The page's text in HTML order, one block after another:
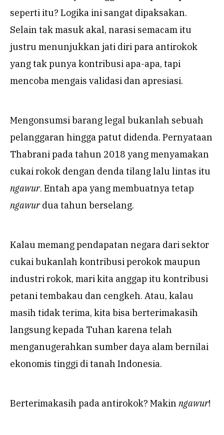
seperti itu? Logika ini sangat dipaksakan.
Selain tak masuk akal, narasi semacam itu
justru menunjukkan jati diri para antirokok
yang tak punya kontribusi apa-apa, tapi
mencoba mengais validasi dan apresiasi.
Mengonsumsi barang legal bukanlah sebuah
pelanggaran hingga patut didenda. Pernyataan
Thabrani pada tahun 2018 yang menyamakan
cukai rokok dengan denda tilang lalu lintas itu
ngawur. Entah apa yang membuatnya tetap
ngawurdua tahun berselang.
Kalau memang pendapatan negara dari sektor
cukai bukanlah kontribusi perokok maupun
industri rokok, mari kita anggap itu kontribusi
petani tembakau dan cengkeh. Atau, kalau
masih tidak terima, kita bisa berterimakasih
langsung kepada Tuhan karena telah
menganugerahkan sumber daya alam bernilai
ekonomis tinggi di tanah Indonesia.
Berterimakasih pada antirokok? Makin ngawur!